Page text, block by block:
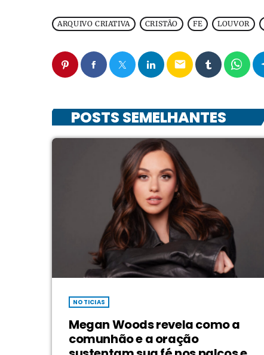
ARQUIVO CRIATIVA CRISTÃO FE LOUVOR
email
POSTS SEMELHANTES
NOTICIAS
Megan Woods revela como a
comunhão e a oração